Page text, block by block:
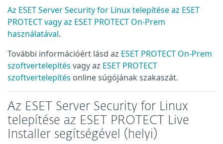
Az ESET Server Security for Linux telepítése az ESET
PROTECT vagy az ESET PROTECT On-Prem
használatával.
További információért lásd az ESET PROTECT On-Prem
szoftvertelepítés vagy az ESET PROTECT
szoftvertelepítés online súgójának szakaszát.
Az ESET Server Security for Linux
telepítése az ESET PROTECT Live
Installer segítségével (helyi)